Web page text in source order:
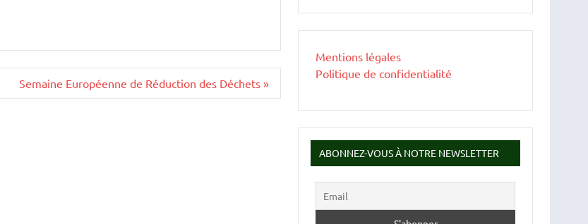
Semaine Européenne de Réduction des Déchets »
Mentions légales
Politique de confidentialité
ABONNEZ-VOUS À NOTRE NEWSLETTER